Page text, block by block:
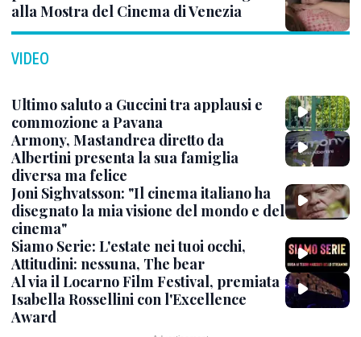
alla Mostra del Cinema di Venezia
VIDEO
Ultimo saluto a Guccini tra applausi e
commozione a Pavana
Armony, Mastandrea diretto da
Albertini presenta la sua famiglia
diversa ma felice
Joni Sighvatsson: "Il cinema italiano ha
disegnato la mia visione del mondo e del
cinema"
Siamo Serie: L'estate nei tuoi occhi,
Attitudini: nessuna, The bear
Al via il Locarno Film Festival, premiata
Isabella Rossellini con l'Excellence
Award